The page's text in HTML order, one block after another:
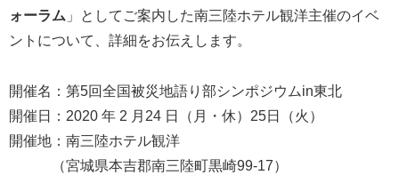
ォーラム 」としてご案内した南三陸ホテル観洋主催のイベ
ントについて、詳細をお伝えします。
開催名：第5回全国被災地語り部シンポジウムin東北
開催日：2020 年 2 月24 日（月・休）25日（火）
開催地：南三陸ホテル観洋
（宮城県本吉郡南三陸町黒崎99-17）